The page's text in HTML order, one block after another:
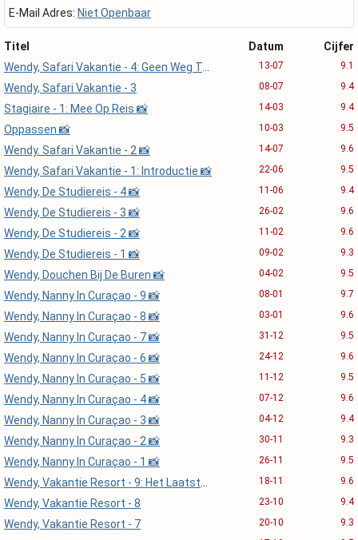
E-Mail Adres: Niet Openbaar
Titel Datum
Cijfer
13-07 9.1
Wendy, Safari Vakantie - 3 08-07 9.4
Stagiaire - 1: Mee Op Reis 📸 14-03 9.4
Oppassen 📸 10-03 9.5
Wendy. Safari Vakantie - 2 📸 14-07 9.6
Wendy, Safari Vakantie - 1: Introductie 📸 22-06 9.5
Wendy, De Studiereis - 4 📸 11-06 9.4
Wendy, De Studiereis - 3 📸 26-02 9.6
Wendy, De Studiereis - 2 📸 11-02 9.6
Wendy, De Studiereis - 1 📸 09-02 9.3
Wendy, Douchen Bij De Buren 📸 04-02 9.5
Wendy, Nanny In Curaçao - 9 📸 08-01 9.7
Wendy, Nanny In Curaçao - 8 📸 03-01 9.6
Wendy, Nanny In Curaçao - 7 📸 31-12 9.5
Wendy, Nanny In Curaçao - 6 📸 24-12 9.6
Wendy, Nanny In Curaçao - 5 📸 11-12 9.5
Wendy, Nanny In Curaçao - 4 📸 07-12 9.6
Wendy, Nanny In Curaçao - 3 📸 04-12 9.4
Wendy, Nanny In Curaçao - 2 📸 30-11 9.3
Wendy, Nanny In Curaçao - 1 📸 26-11 9.5
18-11 9.6
Wendy, Vakantie Resort - 8 23-10 9.4
Wendy, Vakantie Resort - 7 20-10 9.3